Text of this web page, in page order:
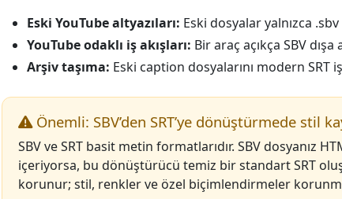
Eski YouTube altyazıları: Eski dosyalar yalnızca
YouTube odaklı iş akışları: Bir araç açıkça SBV
Arşiv taşıma: Eski caption dosyalarını modern SRT
Önemli: SBV’den SRT’ye dönüştürmede stil
SBV ve SRT basit metin formatlarıdır. SBV
içeriyorsa, bu dönüştürücü temiz bir standart SRT
korunur; stil, renkler ve özel biçimlendirmeler